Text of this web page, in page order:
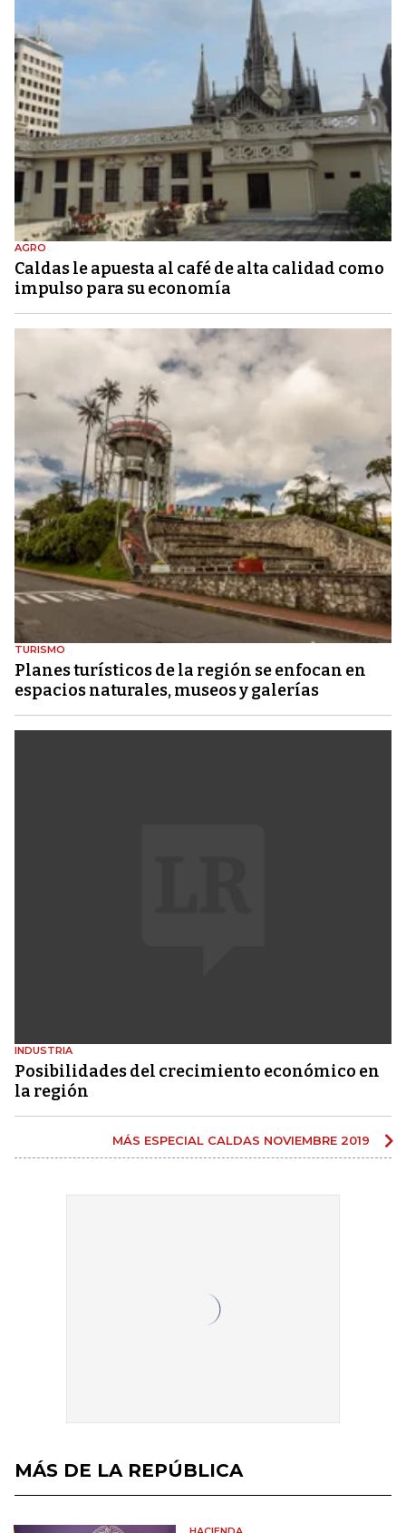
AGRO
Caldas le apuesta al café de alta calidad como
impulso para su economía
TURISMO
Planes turísticos de la región se enfocan en
espacios naturales, museos y galerías
INDUSTRIA
Posibilidades del crecimiento económico en
la región
MÁS ESPECIAL CALDAS NOVIEMBRE 2019
MÁS DE LA REPÚBLICA